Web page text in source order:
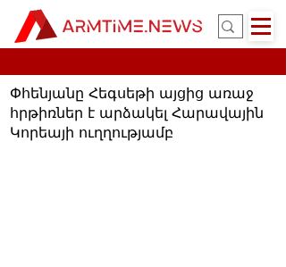
Փհենյանը Հեգսեթի այցից առաջ
հրթիռներ է արձակել Հարավային
Կորեայի ուղղությամբ